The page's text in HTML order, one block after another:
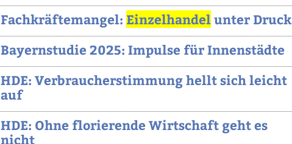
Fachkräftemangel: Einzelhandelunter Druck
Bayernstudie 2025: Impulse für Innenstädte
HDE: Verbraucherstimmung hellt sich leicht
auf
HDE: Ohne florierende Wirtschaft geht es
nicht